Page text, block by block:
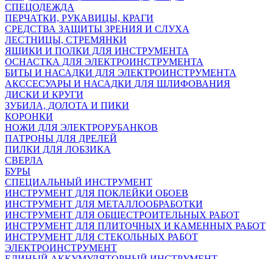
СПЕЦОДЕЖДА
ПЕРЧАТКИ, РУКАВИЦЫ, КРАГИ
СРЕДСТВА ЗАЩИТЫ ЗРЕНИЯ И СЛУХА
ЛЕСТНИЦЫ, СТРЕМЯНКИ
ЯЩИКИ И ПОЛКИ ДЛЯ ИНСТРУМЕНТА
ОСНАСТКА ДЛЯ ЭЛЕКТРОИНСТРУМЕНТА
БИТЫ И НАСАДКИ ДЛЯ ЭЛЕКТРОИНСТРУМЕНТА
АКССЕСУАРЫ И НАСАДКИ ДЛЯ ШЛИФОВАНИЯ
ДИСКИ И КРУГИ
ЗУБИЛА, ДОЛОТА И ПИКИ
КОРОНКИ
НОЖИ ДЛЯ ЭЛЕКТРОРУБАНКОВ
ПАТРОНЫ ДЛЯ ДРЕЛЕЙ
ПИЛКИ ДЛЯ ЛОБЗИКА
СВЕРЛА
БУРЫ
СПЕЦИАЛЬНЫЙ ИНСТРУМЕНТ
ИНСТРУМЕНТ ДЛЯ ПОКЛЕЙКИ ОБОЕВ
ИНСТРУМЕНТ ДЛЯ МЕТАЛЛООБРАБОТКИ
ИНСТРУМЕНТ ДЛЯ ОБЩЕСТРОИТЕЛЬНЫХ РАБОТ
ИНСТРУМЕНТ ДЛЯ ПЛИТОЧНЫХ И КАМЕННЫХ РАБОТ
ИНСТРУМЕНТ ДЛЯ СТЕКОЛЬНЫХ РАБОТ
ЭЛЕКТРОИНСТРУМЕНТ